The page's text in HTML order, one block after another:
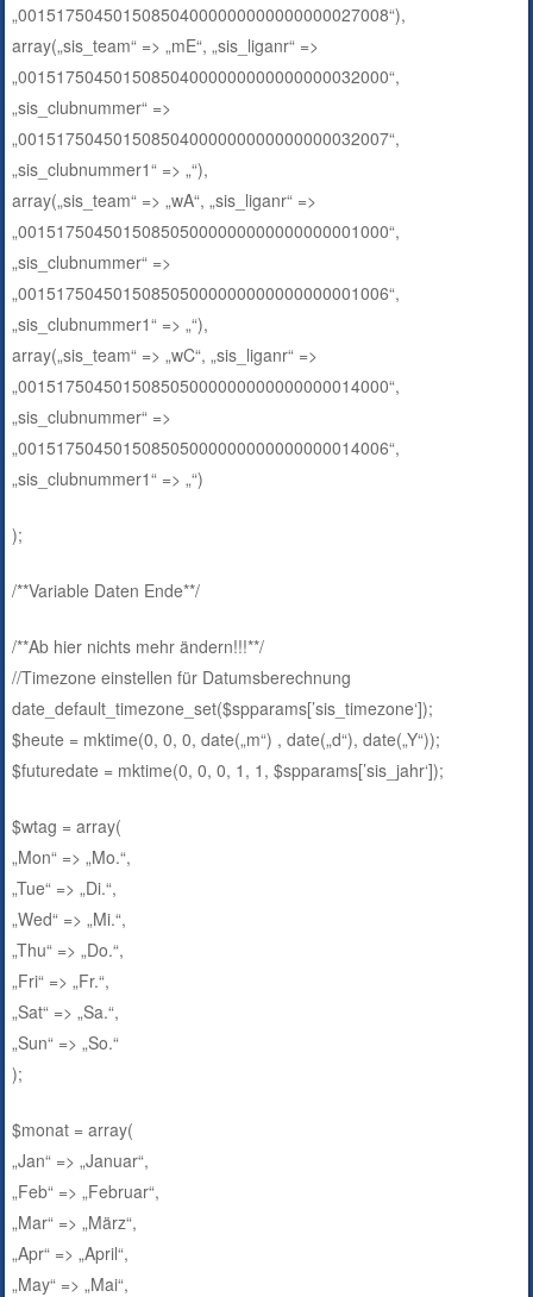
„001517504501508504000000000000000027008“),
array(„sis_team“ => „mE“, „sis_liganr“ =>
„001517504501508504000000000000000032000“,
„sis_clubnummer“ =>
„001517504501508504000000000000000032007“,
„sis_clubnummer1“ => „“),
array(„sis_team“ => „wA“, „sis_liganr“ =>
„001517504501508505000000000000000001000“,
„sis_clubnummer“ =>
„001517504501508505000000000000000001006“,
„sis_clubnummer1“ => „“),
array(„sis_team“ => „wC“, „sis_liganr“ =>
„001517504501508505000000000000000014000“,
„sis_clubnummer“ =>
„001517504501508505000000000000000014006“,
„sis_clubnummer1“ => „“)
);
/**Variable Daten Ende**/
/**Ab hier nichts mehr ändern!!!**/
//Timezone einstellen für Datumsberechnung
date_default_timezone_set($spparams[’sis_timezone‘]);
$heute = mktime(0, 0, 0, date(„m“) , date(„d“), date(„Y“));
$futuredate = mktime(0, 0, 0, 1, 1, $spparams[’sis_jahr‘]);
$wtag = array(
„Mon“ => „Mo.“,
„Tue“ => „Di.“,
„Wed“ => „Mi.“,
„Thu“ => „Do.“,
„Fri“ => „Fr.“,
„Sat“ => „Sa.“,
„Sun“ => „So.“
);
$monat = array(
„Jan“ => „Januar“,
„Feb“ => „Februar“,
„Mar“ => „März“,
„Apr“ => „April“,
„May“ => „Mai“,